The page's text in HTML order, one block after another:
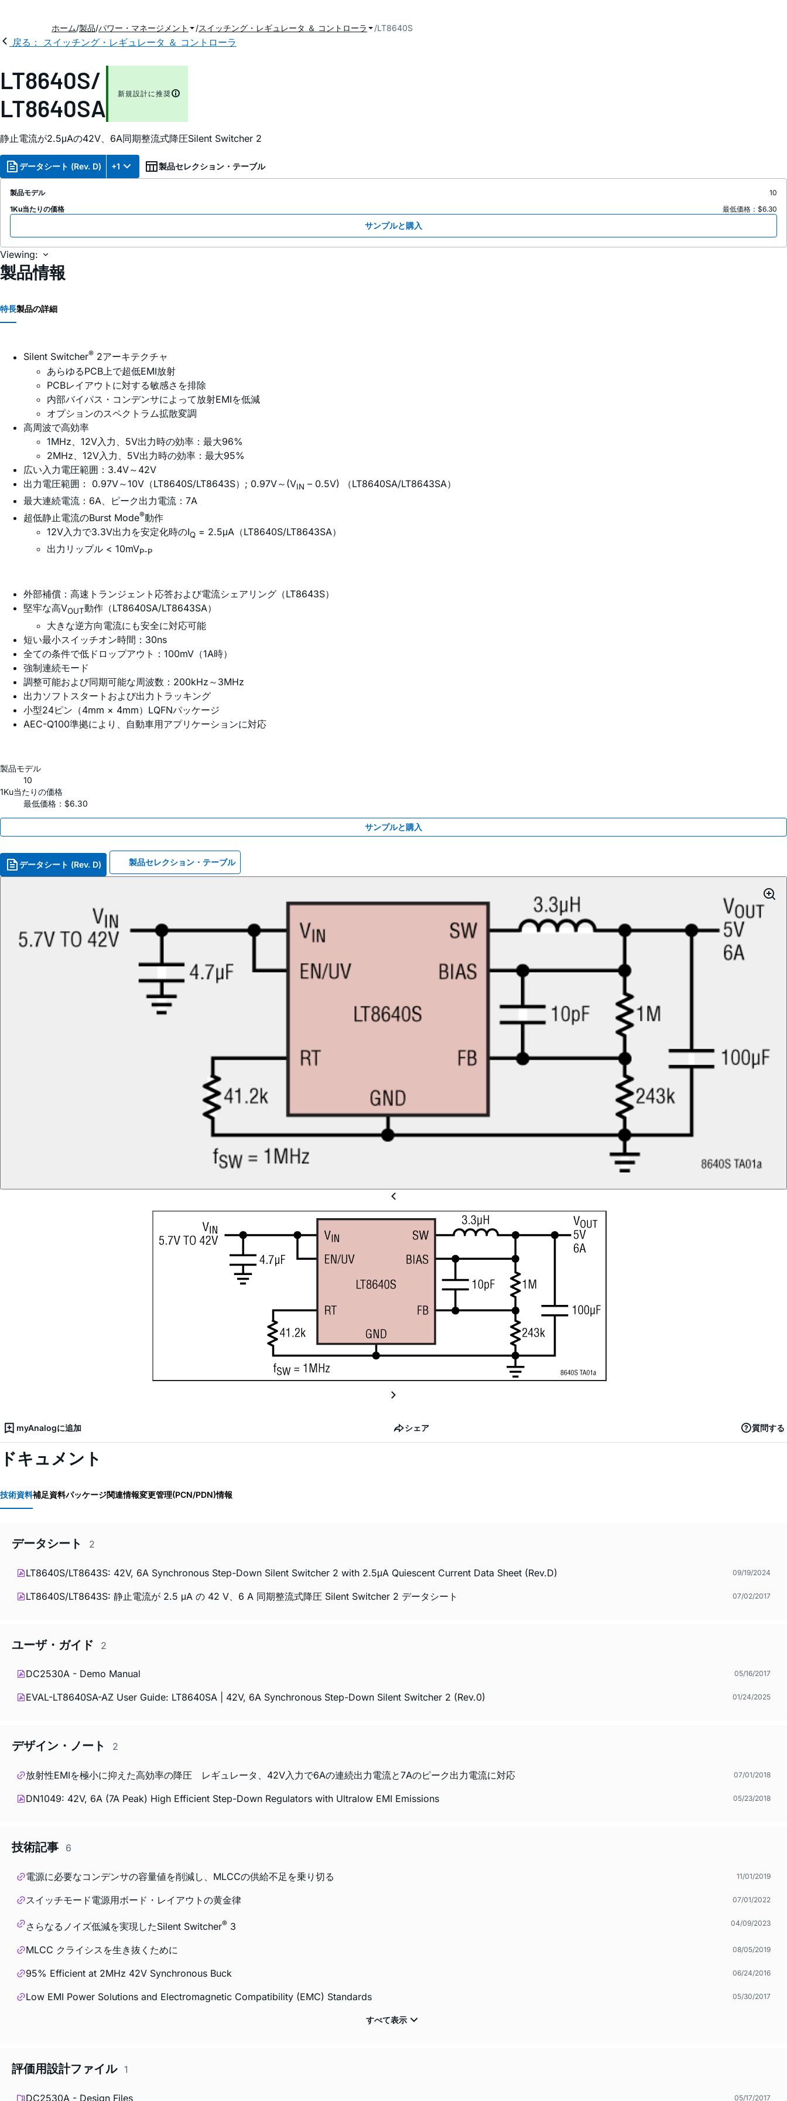
ホーム 製品 パワー・マネージメント スイッチング・レギュレータ ＆ コントローラ LT8640S
戻る： スイッチング・レギュレータ ＆ コントローラ
LT8640S/
LT8640SA
新規設計に推奨
静止電流が2.5μAの42V、6A同期整流式降圧Silent Switcher 2
データシート (Rev. D) +1 製品セレクション・テーブル
製品モデル
10
1Ku当たりの価格
最低価格：$6.30
サンプルと購入
Viewing:
製品情報
特長製品の詳細
Silent Switcher® 2アーキテクチャ
あらゆるPCB上で超低EMI放射
PCBレイアウトに対する敏感さを排除
内部バイパス・コンデンサによって放射EMIを低減
オプションのスペクトラム拡散変調
高周波で高効率
1MHz、12V入力、5V出力時の効率：最大96%
2MHz、12V入力、5V出力時の効率：最大95%
広い入力電圧範囲：3.4V～42V
出力電圧範囲： 0.97V～10V（LT8640S/LT8643S）; 0.97V～(VIN – 0.5V) （LT8640SA/LT8643SA）
最大連続電流：6A、ピーク出力電流：7A
超低静止電流のBurst Mode®動作
12V入力で3.3V出力を安定化時のIQ = 2.5μA（LT8640S/LT8643SA）
出力リップル < 10mVP-P
外部補償：高速トランジェント応答および電流シェアリング（LT8643S）
堅牢な高VOUT動作（LT8640SA/LT8643SA）
大きな逆方向電流にも安全に対応可能
短い最小スイッチオン時間：30ns
全ての条件で低ドロップアウト：100mV（1A時）
強制連続モード
調整可能および同期可能な周波数：200kHz～3MHz
出力ソフトスタートおよび出力トラッキング
小型24ピン（4mm × 4mm）LQFNパッケージ
AEC-Q100準拠により、自動車用アプリケーションに対応
製品モデル
10
1Ku当たりの価格
最低価格：$6.30
サンプルと購入
データシート (Rev. D) 製品セレクション・テーブル
myAnalogに追加 シェア 質問する
ドキュメント
技術資料補足資料パッケージ関連情報変更管理(PCN/PDN)情報
データシート 2
LT8640S/LT8643S: 42V, 6A Synchronous Step-Down Silent Switcher 2 with 2.5μA Quiescent Current Data Sheet (Rev.D) 09/19/2024
LT8640S/LT8643S: 静止電流が 2.5 μA の 42 V、6 A 同期整流式降圧 Silent Switcher 2 データシート 07/02/2017
ユーザ・ガイド 2
DC2530A - Demo Manual 05/16/2017
EVAL-LT8640SA-AZ User Guide: LT8640SA | 42V, 6A Synchronous Step-Down Silent Switcher 2 (Rev.0) 01/24/2025
デザイン・ノート 2
放射性EMIを極小に抑えた高効率の降圧 レギュレータ、42V入力で6Aの連続出力電流と7Aのピーク出力電流に対応 07/01/2018
DN1049: 42V, 6A (7A Peak) High Efficient Step-Down Regulators with Ultralow EMI Emissions 05/23/2018
技術記事 6
電源に必要なコンデンサの容量値を削減し、MLCCの供給不足を乗り切る 11/01/2019
スイッチモード電源用ボード・レイアウトの黄金律 07/01/2022
さらなるノイズ低減を実現したSilent Switcher® 3 04/09/2023
MLCC クライシスを生き抜くために 08/05/2019
95% Efficient at 2MHz 42V Synchronous Buck 06/24/2016
Low EMI Power Solutions and Electromagnetic Compatibility (EMC) Standards 05/30/2017
評価用設計ファイル 1
DC2530A - Design Files 05/17/2017